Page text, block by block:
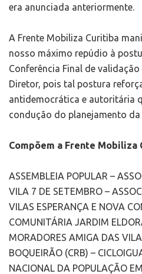
era anunciada anteriormente.
A Frente Mobiliza Curitiba
nosso máximo repúdio à
Conferência Final de
Diretor, pois tal postura
antidemocrática e autoritária
condução do planejamento da
Compõem a Frente Mobiliza
ASSEMBLEIA POPULAR –
VILA 7 DE SETEMBRO –
VILAS ESPERANÇA E NOVA
COMUNITÁRIA JARDIM
MORADORES AMIGA DAS
BOQUEIRÃO (CRB) –
NACIONAL DA POPULAÇÃO